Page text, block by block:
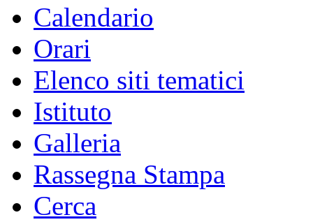
Calendario
Orari
Elenco siti tematici
Istituto
Galleria
Rassegna Stampa
Cerca